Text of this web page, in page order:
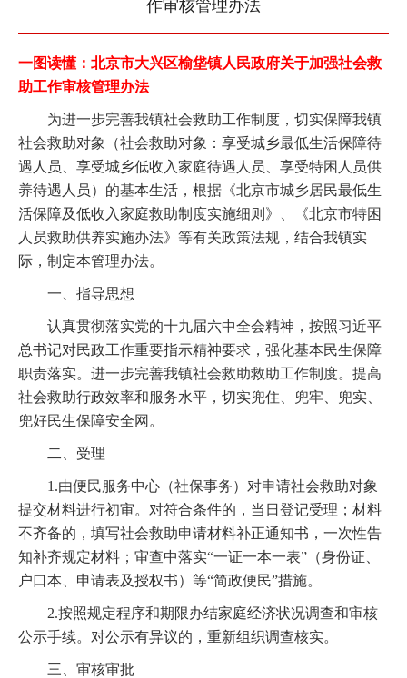
作审核管理办法
一图读懂：北京市大兴区榆垡镇人民政府关于加强社会救
助工作审核管理办法
为进一步完善我镇社会救助工作制度，切实保障我镇
社会救助对象（社会救助对象：享受城乡最低生活保障待
遇人员、享受城乡低收入家庭待遇人员、享受特困人员供
养待遇人员）的基本生活，根据《北京市城乡居民最低生
活保障及低收入家庭救助制度实施细则》、《北京市特困
人员救助供养实施办法》等有关政策法规，结合我镇实
际，制定本管理办法。
一、指导思想
认真贯彻落实党的十九届六中全会精神，按照习近平
总书记对民政工作重要指示精神要求，强化基本民生保障
职责落实。进一步完善我镇社会救助救助工作制度。提高
社会救助行政效率和服务水平，切实兜住、兜牢、兜实、
兜好民生保障安全网。
二、受理
1.由便民服务中心（社保事务）对申请社会救助对象
提交材料进行初审。对符合条件的，当日登记受理；材料
不齐备的，填写社会救助申请材料补正通知书，一次性告
知补齐规定材料；审查中落实“一证一本一表”（身份证、
户口本、申请表及授权书）等“简政便民”措施。
2.按照规定程序和期限办结家庭经济状况调查和审核
公示手续。对公示有异议的，重新组织调查核实。
三、审核审批